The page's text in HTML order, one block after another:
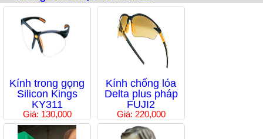
Kính trong gọng
Silicon Kings
KY311
Giá: 130,000
Kính chống lóa
Delta plus pháp
FUJI2
Giá: 220,000